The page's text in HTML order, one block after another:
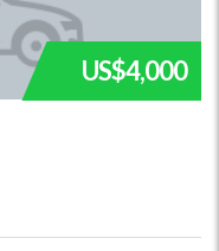
US$4,000